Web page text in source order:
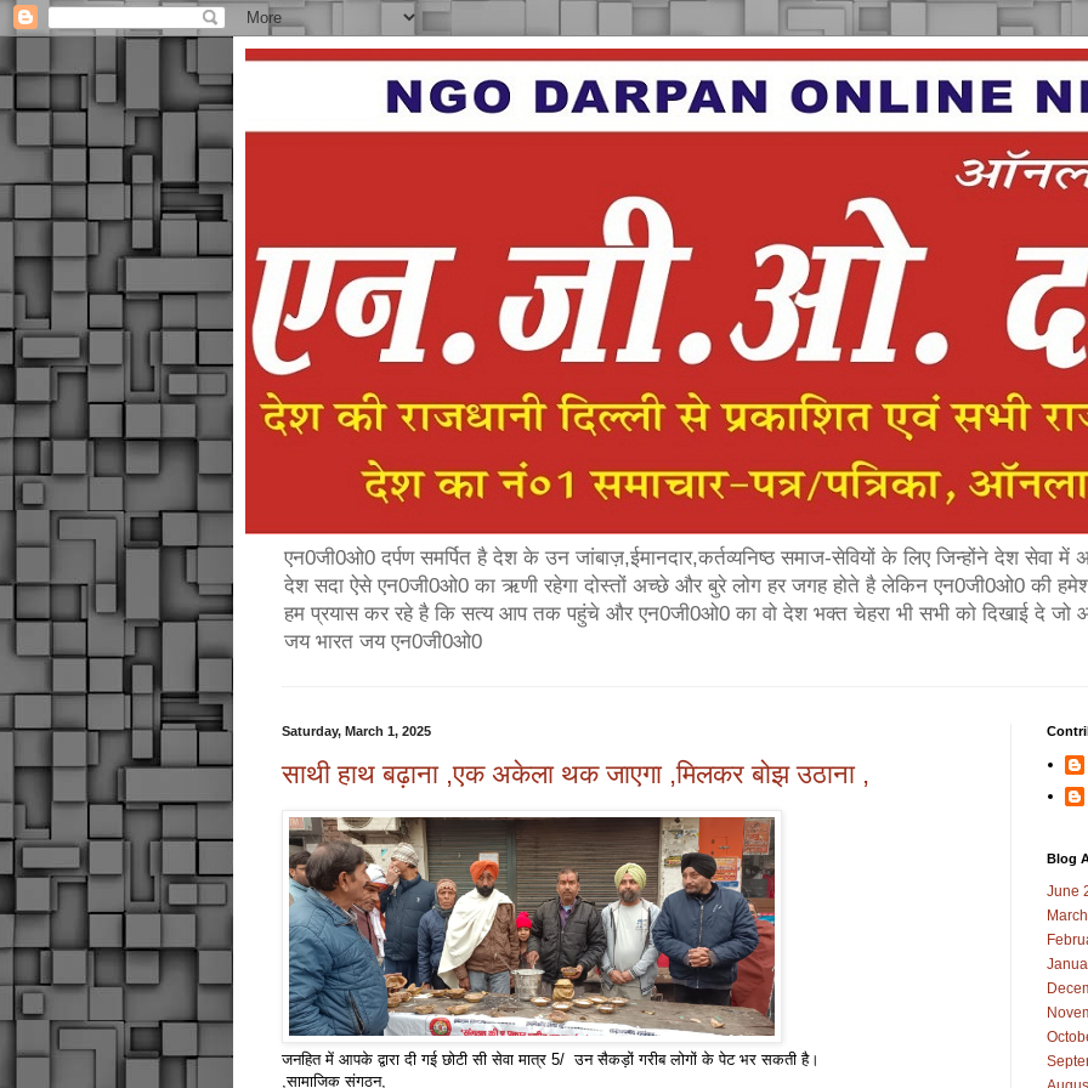
एन0जी0ओ0 दर्पण समर्पित है देश के उन जांबाज़,ईमानदार,कर्तव्यनिष्ठ समाज-सेवियों के लिए जिन्होंने देश सेवा में
देश सदा ऐसे एन0जी0ओ0 का ऋणी रहेगा दोस्तों अच्छे और बुरे लोग हर जगह होते है लेकिन एन0जी0ओ0 की
हम प्रयास कर रहे है कि सत्य आप तक पहुंचे और एन0जी0ओ0 का वो देश भक्त चेहरा भी सभी को दिखाई दे जो
जय भारत जय एन0जी0ओ0
Saturday, March 1, 2025
साथी हाथ बढ़ाना ,एक अकेला थक जाएगा ,मिलकर बोझ उठाना ,
जनहित में आपके द्वारा दी गई छोटी सी सेवा मात्र 5/ उन सैकड़ों गरीब लोगों के पेट भर सकती है।
,सामाजिक संगठन,
Blog
June